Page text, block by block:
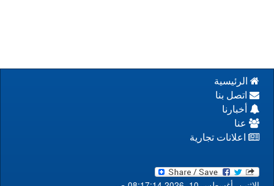
الرئيسية
اتصل بنا
أخبارنا
عنا
اعلانات تجارية